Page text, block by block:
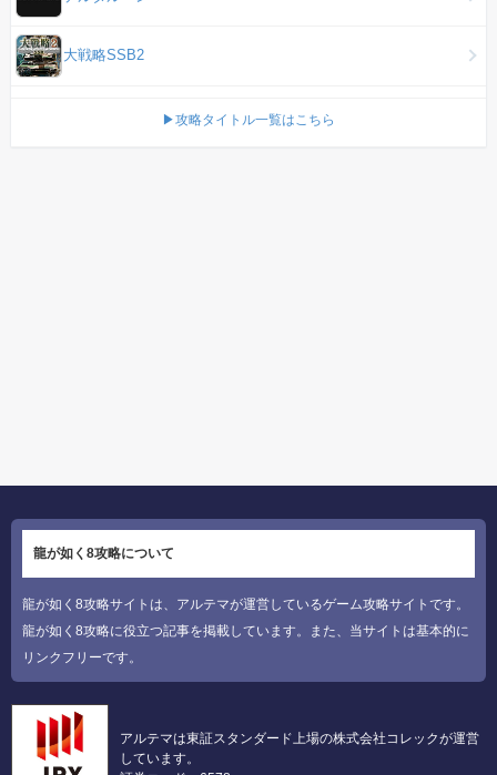
大戦略SSB2
▶攻略タイトル一覧はこちら
龍が如く8攻略について
龍が如く8攻略サイトは、アルテマが運営しているゲーム攻略サイトです。
龍が如く8攻略に役立つ記事を掲載しています。また、当サイトは基本的に
リンクフリーです。
アルテマは東証スタンダード上場の株式会社コレックが運営
しています。